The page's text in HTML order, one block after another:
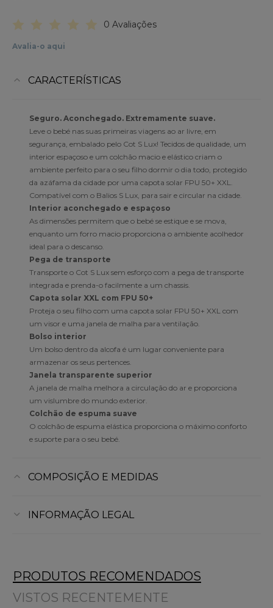
0 Avaliações
Avalia-o aqui
CARACTERÍSTICAS
Seguro. Aconchegado. Extremamente suave.
Leve o bebé nas suas primeiras viagens ao ar livre, em
segurança, embalado pelo Cot S Lux! Tecidos de qualidade, um
interior espaçoso e um colchão macio e elástico criam o
ambiente perfeito para o seu filho dormir o dia todo, protegido
da azáfama da cidade por uma capota solar FPU 50+ XXL.
Compatível com o Balios S Lux, para sair e circular na cidade.
Interior aconchegado e espaçoso
As dimensões permitem que o bebé se estique e se mova,
enquanto um forro macio proporciona o ambiente acolhedor
ideal para o descanso.
Pega de transporte
Transporte o Cot S Lux sem esforço com a pega de transporte
integrada e prenda-o facilmente a um chassis.
Capota solar XXL com FPU 50+
Proteja o seu filho com uma capota solar FPU 50+ XXL com
um visor e uma janela de malha para ventilação.
Bolso interior
Um bolso dentro da alcofa é um lugar conveniente para
armazenar os seus pertences.
Janela transparente superior
A janela de malha melhora a circulação do ar e proporciona
um vislumbre do mundo exterior.
Colchão de espuma suave
O colchão de espuma elástica proporciona o máximo conforto
e suporte para o seu bebé.
COMPOSIÇÃO E MEDIDAS
INFORMAÇÃO LEGAL
PRODUTOS RECOMENDADOS
VISTOS RECENTEMENTE